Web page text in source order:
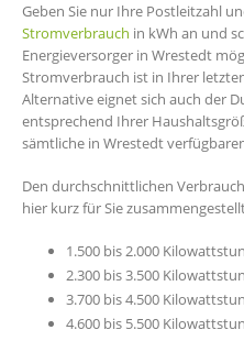
Geben Sie nur Ihre Postleitzahl
Stromverbrauch in kWh an und
Energieversorger in Wrestedt
Stromverbrauch ist in Ihrer
Alternative eignet sich auch der
entsprechend Ihrer
sämtliche in Wrestedt
Den durchschnittlichen
hier kurz für Sie
1.500 bis 2.000
2.300 bis 3.500
3.700 bis 4.500
4.600 bis 5.500